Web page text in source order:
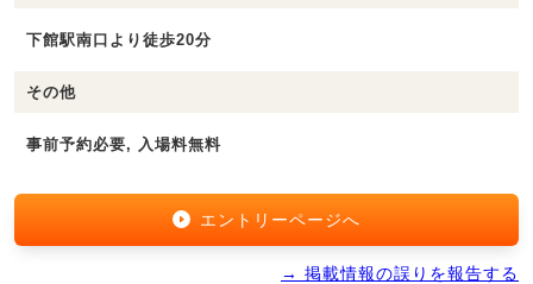
下館駅南口より徒歩20分
その他
事前予約必要, 入場料無料
エントリーページへ
→ 掲載情報の誤りを報告する